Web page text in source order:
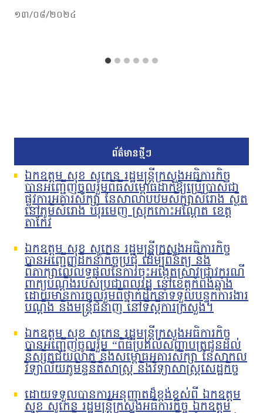
១៣/០៨/២០២៤
ព័ត៌មានថ្មីៗ
ឯកឧត្តម សុខ សូកេន រដ្ឋមន្រ្តីក្រសួងអធិការកិច្ច
បានអញ្ជើញចូលរួមពិធីសម្ពោធដាក់ឱ្យប្រើប្រាស់ជា
ផ្លូវការអគារសិក្សា នៃសាលាបឋមសិក្សាសំរោង ស្ថិត
នៅភូមិសំរោង ឃុំរមេញ ស្រុកកោះអណ្ដែត ខេត្ត
តាកែវ
ឯកឧត្តម សុខ សូកេន រដ្ឋមន្រ្តីក្រសួងអធិការកិច្ច
បានអញ្ជើញដឹកនាំកិច្ចប្រជុំ ដើម្បីពិនិត្យ និង
ពិភាក្សាលើលទ្ធផលនៃការចុះអង្កេតស្រាវជ្រាវករណី
ពាក្យបណ្ដឹងរបស់ប្រជាពលរដ្ឋ នៅខេត្តកំពង់ឆ្នាំង
ដោយមានការចូលរួមពីថ្នាក់ដឹកនាំទទួលបន្ទុកការងារ
បណ្ដឹង និងមន្រ្តីជំនាញ នៅទីស្ដីការក្រសួង។
ឯកឧត្តម សុខ សូកេន រដ្ឋមន្រ្តីក្រសួងអធិការកិច្ច
បានអញ្ជើញចូលរួម “ពិធីប្រគល់សញ្ញាបត្រជូនដល់
និស្សិតជ័យលាភី និងសម្ពោធអគារសិក្សា នៃសាកល
វិទ្យាល័យភូមិន្ទនីតិសាស្ត្រ និងវិទ្យាសាស្ត្រសេដ្ឋកិច្ច
ដោយទទួលបានការអនុញ្ញាតដ៏ខ្ពង់ខ្ពស់ពី ឯកឧត្តម
សុខ សូកេន រដ្ឋមន្ត្រីក្រសួងអធិការកិច្ច ឯកឧត្តម